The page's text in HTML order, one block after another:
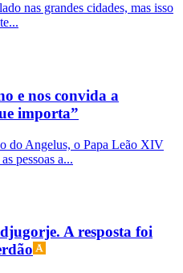
nas grandes cidades, mas isso
e nos convida a
importa”
do Angelus, o Papa Leão XIV
pessoas a...
A resposta foi